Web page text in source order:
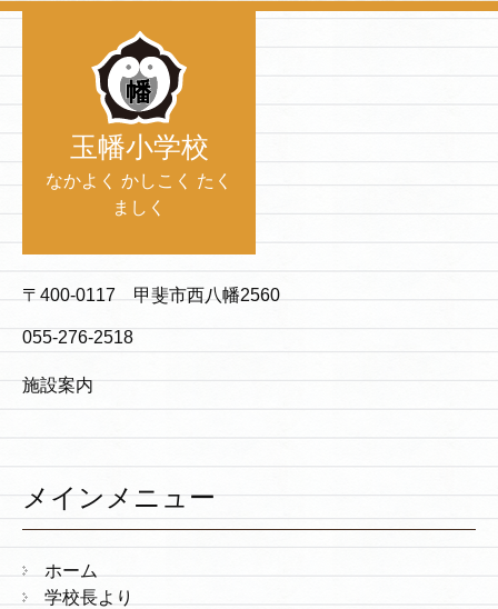
玉幡小学校
なかよく かしこく たく
ましく
〒400-0117 甲斐市西八幡2560
055-276-2518
施設案内
メインメニュー
ホーム
学校長より